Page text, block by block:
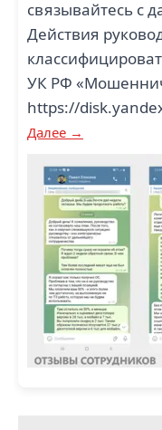
связывайтесь с
Действия
УК РФ
https://
Далее →